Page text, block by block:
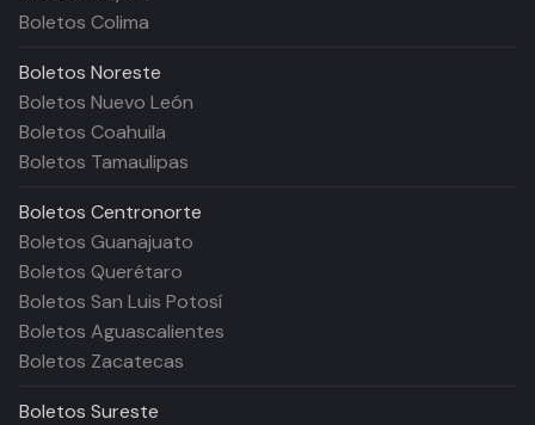
Boletos Colima
Boletos Noreste
Boletos Nuevo León
Boletos Coahuila
Boletos Tamaulipas
Boletos Centronorte
Boletos Guanajuato
Boletos Querétaro
Boletos San Luis Potosí
Boletos Aguascalientes
Boletos Zacatecas
Boletos Sureste